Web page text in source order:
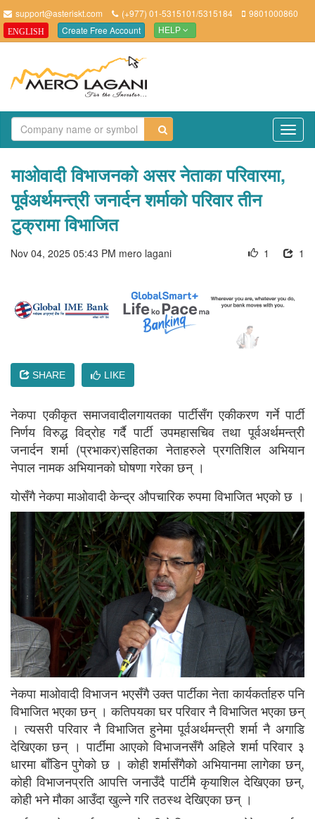
support@asteriskt.com (+977) 01-5315101/5315184 9801000860
ENGLISH Create Free Account HELP
माओवादी विभाजनको असर नेताका परिवारमा,
पूर्वअर्थमन्त्री जनार्दन शर्माको परिवार तीन
टुक्रामा विभाजित
Nov 04, 2025 05:43 PM mero lagani 1
1
SHARE LIKE
नेकपा एकीकृत समाजवादीलगायतका पार्टीसँग एकीकरण गर्ने पार्टी
निर्णय विरुद्ध विद्रोह गर्दै पार्टी उपमहासचिव तथा पूर्वअर्थमन्त्री
जनार्दन शर्मा (प्रभाकर)सहितका नेताहरुले प्रगतिशिल अभियान
नेपाल नामक अभियानको घोषणा गरेका छन् ।
योसँगै नेकपा माओवादी केन्द्र औपचारिक रुपमा विभाजित भएको छ ।
नेकपा माओवादी विभाजन भएसँगै उक्त पार्टीका नेता कार्यकर्ताहरु पनि
विभाजित भएका छन् । कतिपयका घर परिवार नै विभाजित भएका छन्
। त्यसरी परिवार नै विभाजित हुनेमा पूर्वअर्थमन्त्री शर्मा नै अगाडि
देखिएका छन् । पार्टीमा आएको विभाजनसँगै अहिले शर्मा परिवार ३
धारमा बाँडिन पुगेको छ । कोही शर्मासँगैको अभियानमा लागेका छन्,
कोही विभाजनप्रति आपत्ति जनाउँदै पार्टीमै कृयाशिल देखिएका छन्,
कोही भने मौका आउँदा खुल्ने गरि तठस्थ देखिएका छन् ।